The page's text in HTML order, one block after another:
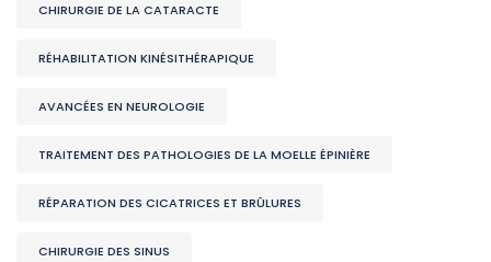
CHIRURGIE DE LA CATARACTE
RÉHABILITATION KINÉSITHÉRAPIQUE
AVANCÉES EN NEUROLOGIE
TRAITEMENT DES PATHOLOGIES DE LA MOELLE ÉPINIÈRE
RÉPARATION DES CICATRICES ET BRÛLURES
CHIRURGIE DES SINUS